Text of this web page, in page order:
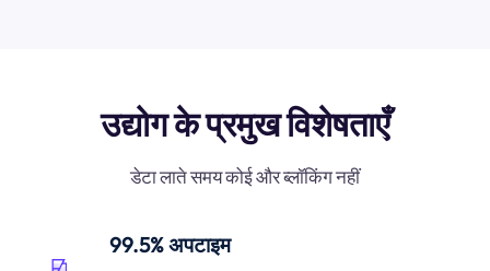
उद्योग के प्रमुख विशेषताएँ
डेटा लाते समय कोई और ब्लॉकिंग नहीं
99.5% अपटाइम